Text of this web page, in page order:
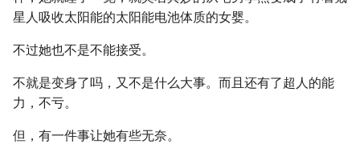
星人吸收太阳能的太阳能电池体质的女婴。
不过她也不是不能接受。
不就是变身了吗，又不是什么大事。而且还有了超人的能
力，不亏。
但，有一件事让她有些无奈。